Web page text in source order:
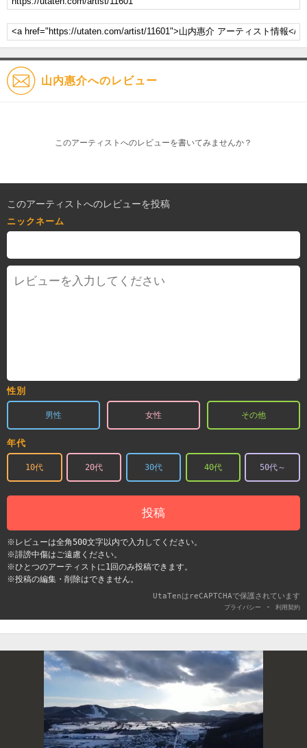
山内惠介へのレビュー
このアーティストへのレビューを書いてみませんか？
このアーティストへのレビューを投稿
ニックネーム
性別
男性 女性 その他
年代
10代 20代 30代 40代 50代～
投稿
※レビューは全角500文字以内で入力してください。
※誹謗中傷はご遠慮ください。
※ひとつのアーティストに1回のみ投稿できます。
※投稿の編集・削除はできません。
UtaTenはreCAPTCHAで保護されています
プライバシー - 利用契約